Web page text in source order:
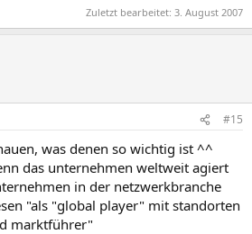
Zuletzt bearbeitet: 3. August 2007
#15
was denen so wichtig ist ^^
das unternehmen weltweit agiert
in der netzwerkbranche
"als "global player" mit standorten
marktführer"